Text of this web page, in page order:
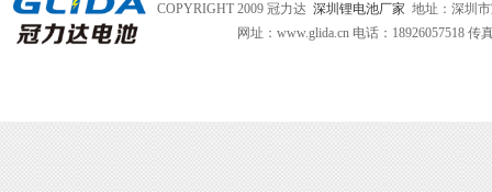
COPYRIGHT 2009 冠力达 深圳锂电池厂家 地址：深圳
网址：www.glida.cn 电话：18926057518 传